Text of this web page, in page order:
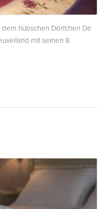
hübschen Dörfchen De
mit seinen 8